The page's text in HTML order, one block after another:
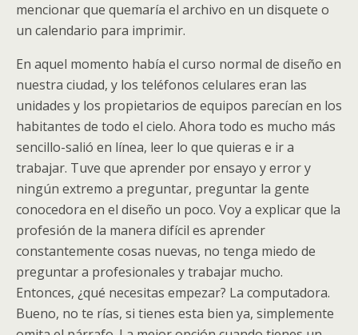
mencionar que quemaría el archivo en un disquete o
un calendario para imprimir.
En aquel momento había el curso normal de diseño en
nuestra ciudad, y los teléfonos celulares eran las
unidades y los propietarios de equipos parecían en los
habitantes de todo el cielo. Ahora todo es mucho más
sencillo-salió en línea, leer lo que quieras e ir a
trabajar. Tuve que aprender por ensayo y error y
ningún extremo a preguntar, preguntar la gente
conocedora en el diseño un poco. Voy a explicar que la
profesión de la manera difícil es aprender
constantemente cosas nuevas, no tenga miedo de
preguntar a profesionales y trabajar mucho.
Entonces, ¿qué necesitas empezar? La computadora.
Bueno, no te rías, si tienes esta bien ya, simplemente